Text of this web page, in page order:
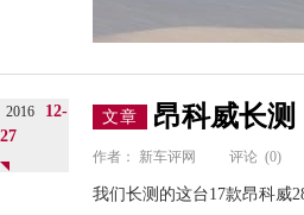
2016
12-
27
文章 昂科威长
作者： 新车评网 评论 (0)
我们长测的这台17款昂科威